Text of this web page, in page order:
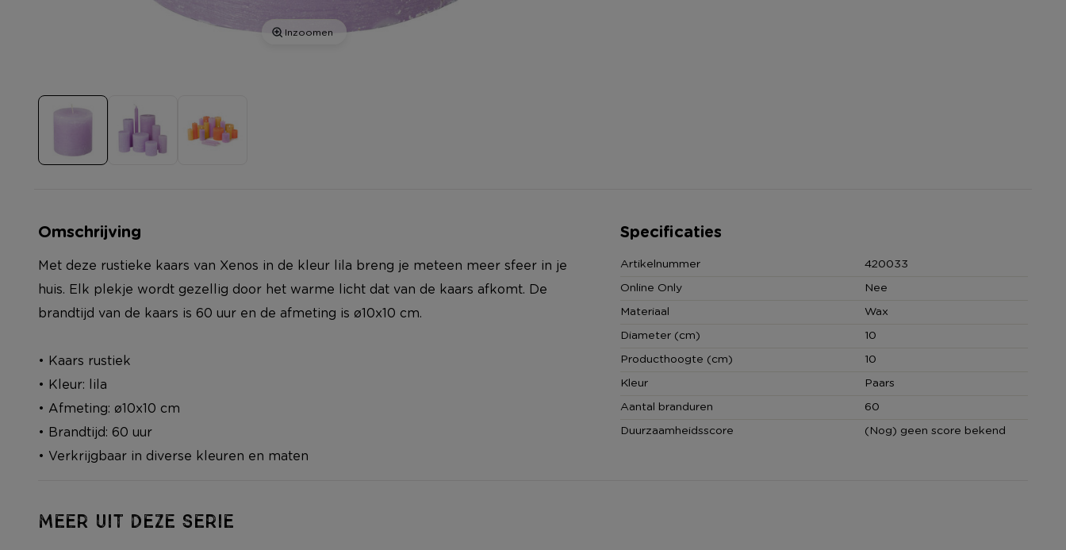
Inzoomen
Omschrijving
Met deze rustieke kaars van Xenos in de kleur lila breng je meteen meer sfeer in je
huis. Elk plekje wordt gezellig door het warme licht dat van de kaars afkomt. De
brandtijd van de kaars is 60 uur en de afmeting is ø10x10 cm.
• Kaars rustiek
• Kleur: lila
• Afmeting: ø10x10 cm
• Brandtijd: 60 uur
• Verkrijgbaar in diverse kleuren en maten
Specificaties
Artikelnummer
420033
Online Only
Nee
Materiaal
Wax
Diameter (cm)
10
Producthoogte (cm)
10
Kleur
Paars
Aantal branduren
60
Duurzaamheidsscore
(Nog) geen score bekend
MEER UIT DEZE SERIE